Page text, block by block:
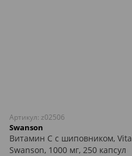
Артикул: z02506
Swanson
Витамин С с шиповником,
Swanson, 1000 мг, 250 капсул